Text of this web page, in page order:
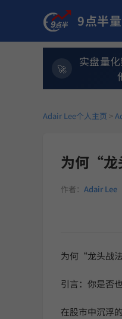
9点半
实盘量
Adair Lee个人主页 >
为何“龙
作者： Adair Lee
为何“龙头战
引言：你是否
在股市中沉浮